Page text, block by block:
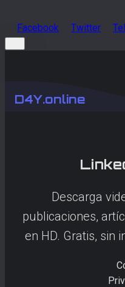
Facebook Twitter
D4Y.online
Descarga
publicaciones,
en HD. Gratis, sin